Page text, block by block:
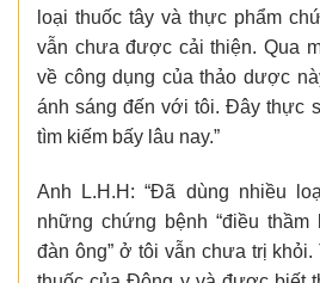
loại thuốc tây và thực phẩm
vẫn chưa được cải thiện. Qua
về công dụng của thảo dược
ánh sáng đến với tôi. Đây thực
tìm kiếm bấy lâu nay.”
Anh L.H.H: “Đã dùng nhiều
những chứng bệnh “điều
đàn ông” ở tôi vẫn chưa trị